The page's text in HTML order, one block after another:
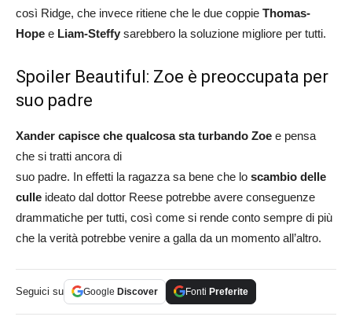
così Ridge, che invece ritiene che le due coppie Thomas-
Hope e Liam-Steffy sarebbero la soluzione migliore per tutti.
Spoiler Beautiful: Zoe è preoccupata per
suo padre
Xander capisce che qualcosa sta turbando Zoe e pensa
che si tratti ancora di
suo padre. In effetti la ragazza sa bene che lo scambio delle
culle ideato dal dottor Reese potrebbe avere conseguenze
drammatiche per tutti, così come si rende conto sempre di più
che la verità potrebbe venire a galla da un momento all’altro.
Seguici su Google Discover Fonti Preferite